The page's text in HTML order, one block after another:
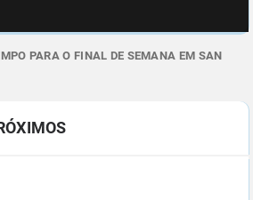
PARA O FINAL DE SEMANA EM SAN